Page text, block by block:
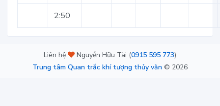
2:50
Liên hệ Nguyễn Hữu Tài (0915 595 773)
Trung tâm Quan trắc khí tượng thủy văn © 2026